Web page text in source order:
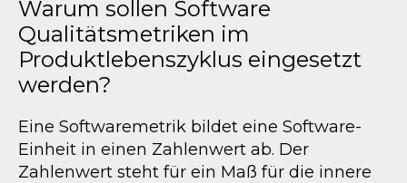
Warum sollen Software
Qualitätsmetriken im
Produktlebenszyklus eingesetzt
werden?
Eine Softwaremetrik bildet eine Software-
Einheit in einen Zahlenwert ab. Der
Zahlenwert steht für ein Maß für die innere